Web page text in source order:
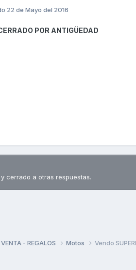
22 de Mayo del 2016
POR ANTIGÜEDAD
cerrado a otras respuestas.
- REGALOS Motos Vendo